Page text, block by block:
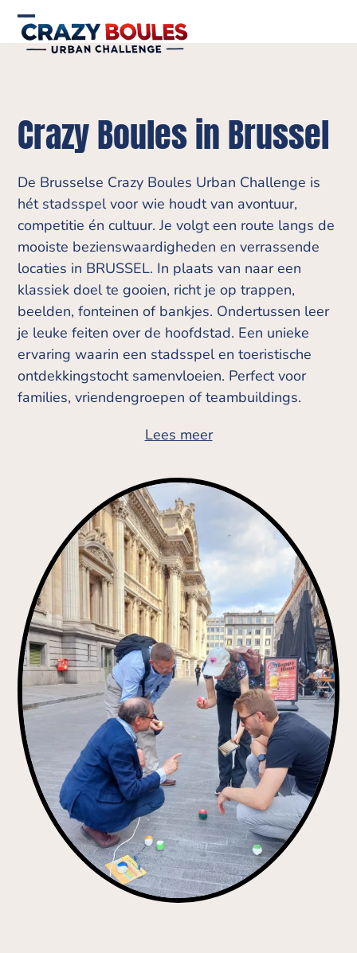
Skip
content
Open
mobile
Close
mobile
Crazy Boules in Brussel
De Brusselse Crazy Boules Urban Challenge is
hét stadsspel voor wie houdt van avontuur,
competitie én cultuur. Je volgt een route langs de
mooiste bezienswaardigheden en verrassende
locaties in BRUSSEL. In plaats van naar een
klassiek doel te gooien, richt je op trappen,
beelden, fonteinen of bankjes. Ondertussen leer
je leuke feiten over de hoofdstad. Een unieke
ervaring waarin een stadsspel en toeristische
ontdekkingstocht samenvloeien. Perfect voor
families, vriendengroepen of teambuildings.
Lees meer